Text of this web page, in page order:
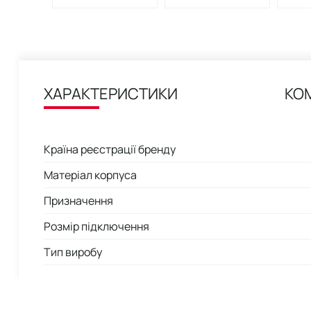
ХАРАКТЕРИСТИКИ
Країна реєстрації бренду
Матеріал корпуса
Призначення
Розмір підключення
Тип виробу